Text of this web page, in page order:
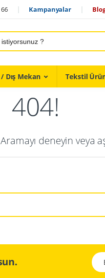
Kampanyalar
Dış Mekan Tekstil
404!
deneyin veya
E-